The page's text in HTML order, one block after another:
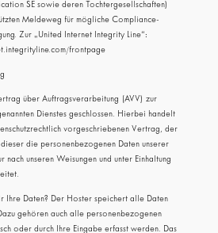
SE sowie deren Tochtergesellschaften)
Meldeweg für mögliche Compliance-
Zur „United Internet Integrity Line“:
frontpage
über Auftragsverarbeitung (AVV) zur
Dienstes geschlossen. Hierbei handelt
vorgeschriebenen Vertrag, der
die personenbezogenen Daten unserer
nach unseren Weisungen und unter Einhaltung
Ihre Daten? Der Hoster speichert alle Daten
gehören auch alle personenbezogenen
oder durch Ihre Eingabe erfasst werden. Das